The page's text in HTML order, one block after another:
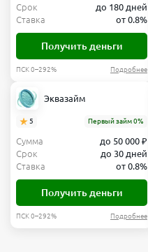
Срок
до 180 дней
Ставка
от 0.8%
Получить деньги
ПСК 0–292% Подробнее
Эквазайм
5 Первый займ 0%
Сумма
до 50 000 ₽
Срок
до 30 дней
Ставка
от 0.8%
Получить деньги
ПСК 0–292% Подробнее